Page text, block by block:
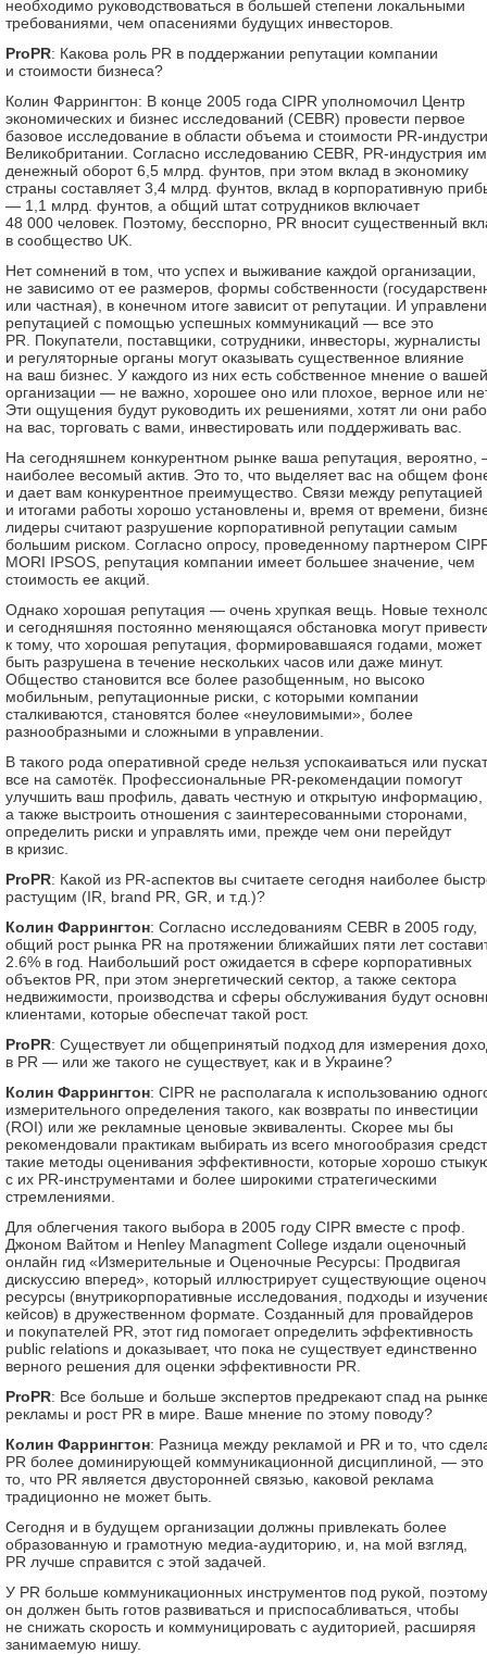
необходимо руководствоваться в большей степени локальными
требованиями, чем опасениями будущих инвесторов.
ProPR: Какова роль PR в поддержании репутации компании
и стоимости бизнеса?
Колин Фаррингтон: В конце 2005 года CIPR уполномочил Центр
экономических и бизнес исследований (CEBR) провести первое
базовое исследование в области объема и стоимости PR-
Великобритании. Согласно исследованию CEBR, PR-индустрия
денежный оборот 6,5 млрд. фунтов, при этом вклад в экономику
страны составляет 3,4 млрд. фунтов, вклад в корпоративную
— 1,1 млрд. фунтов, а общий штат сотрудников включает
48 000 человек. Поэтому, бесспорно, PR вносит существенный
в сообщество UK.
Нет сомнений в том, что успех и выживание каждой организации,
не зависимо от ее размеров, формы собственности
или частная), в конечном итоге зависит от репутации. И
репутацией с помощью успешных коммуникаций — все это
PR. Покупатели, поставщики, сотрудники, инвесторы, журналисты
и регуляторные органы могут оказывать существенное влияние
на ваш бизнес. У каждого из них есть собственное мнение о вашей
организации — не важно, хорошее оно или плохое, верное или
Эти ощущения будут руководить их решениями, хотят ли они
на вас, торговать с вами, инвестировать или поддерживать вас.
На сегодняшнем конкурентном рынке ваша репутация, вероятно,
наиболее весомый актив. Это то, что выделяет вас на общем
и дает вам конкурентное преимущество. Связи между репутацией
и итогами работы хорошо установлены и, время от времени,
лидеры считают разрушение корпоративной репутации самым
большим риском. Согласно опросу, проведенному партнером
MORI IPSOS, репутация компании имеет большее значение, чем
стоимость ее акций.
Однако хорошая репутация — очень хрупкая вещь. Новые
и сегодняшняя постоянно меняющаяся обстановка могут
к тому, что хорошая репутация, формировавшаяся годами, может
быть разрушена в течение нескольких часов или даже минут.
Общество становится все более разобщенным, но высоко
мобильным, репутационные риски, с которыми компании
сталкиваются, становятся более «неуловимыми», более
разнообразными и сложными в управлении.
В такого рода оперативной среде нельзя успокаиваться или
все на самотёк. Профессиональные PR-рекомендации помогут
улучшить ваш профиль, давать честную и открытую информацию,
а также выстроить отношения с заинтересованными сторонами,
определить риски и управлять ими, прежде чем они перейдут
в кризис.
ProPR: Какой из PR-аспектов вы считаете сегодня наиболее
растущим (IR, brand PR, GR, и т.д.)?
Колин Фаррингтон: Согласно исследованиям CEBR в 2005 году,
общий рост рынка PR на протяжении ближайших пяти лет
2.6% в год. Наибольший рост ожидается в сфере корпоративных
объектов PR, при этом энергетический сектор, а также сектора
недвижимости, производства и сферы обслуживания будут
клиентами, которые обеспечат такой рост.
ProPR: Существует ли общепринятый подход для измерения
в PR — или же такого не существует, как и в Украине?
Колин Фаррингтон: CIPR не располагала к использованию
измерительного определения такого, как возвраты по инвестиции
(ROI) или же рекламные ценовые эквиваленты. Скорее мы бы
рекомендовали практикам выбирать из всего многообразия
такие методы оценивания эффективности, которые хорошо
с их PR-инструментами и более широкими стратегическими
стремлениями.
Для облегчения такого выбора в 2005 году CIPR вместе с проф.
Джоном Вайтом и Henley Managment College издали оценочный
онлайн гид «Измерительные и Оценочные Ресурсы: Продвигая
дискуссию вперед», который иллюстрирует существующие
ресурсы (внутрикорпоративные исследования, подходы и
кейсов) в дружественном формате. Созданный для провайдеров
и покупателей PR, этот гид помогает определить эффективность
public relations и доказывает, что пока не существует единственно
верного решения для оценки эффективности PR.
ProPR: Все больше и больше экспертов предрекают спад на
рекламы и рост PR в мире. Ваше мнение по этому поводу?
Колин Фаррингтон: Разница между рекламой и PR и то, что
PR более доминирующей коммуникационной дисциплиной, — это
то, что PR является двусторонней связью, каковой реклама
традиционно не может быть.
Сегодня и в будущем организации должны привлекать более
образованную и грамотную медиа-аудиторию, и, на мой взгляд,
PR лучше справится с этой задачей.
У PR больше коммуникационных инструментов под рукой, поэтому
он должен быть готов развиваться и приспосабливаться, чтобы
не снижать скорость и коммуницировать с аудиторией, расширяя
занимаемую нишу.